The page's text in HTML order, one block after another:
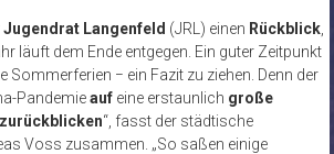
Jugendrat Langenfeld (JRL) einen Rückblick,
läuft dem Ende entgegen. Ein guter Zeitpunkt
Sommerferien − ein Fazit zu ziehen. Denn der
Pandemieaufeine erstaunlich große
“, fasst der städtische
Voss zusammen. „So saßen einige